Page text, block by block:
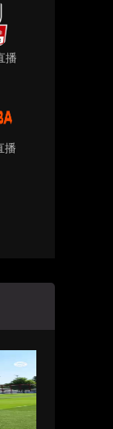
播
播